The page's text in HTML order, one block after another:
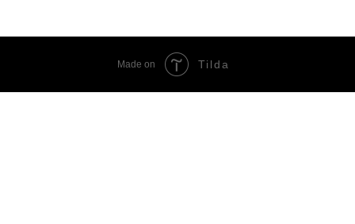
Made on Tilda